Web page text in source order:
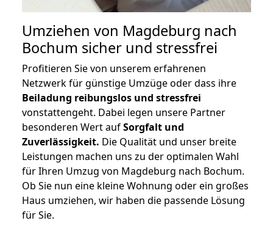
Umziehen von Magdeburg nach
Bochum sicher und stressfrei
Profitieren Sie von unserem erfahrenen
Netzwerk für günstige Umzüge oder dass ihre
Beiladung reibungslos und stressfrei
vonstattengeht. Dabei legen unsere Partner
besonderen Wert aufSorgfalt und
Zuverlässigkeit. Die Qualität und unser breite
Leistungen machen uns zu der optimalen Wahl
für Ihren Umzug von Magdeburg nach Bochum.
Ob Sie nun eine kleine Wohnung oder ein großes
Haus umziehen, wir haben die passende Lösung
für Sie.